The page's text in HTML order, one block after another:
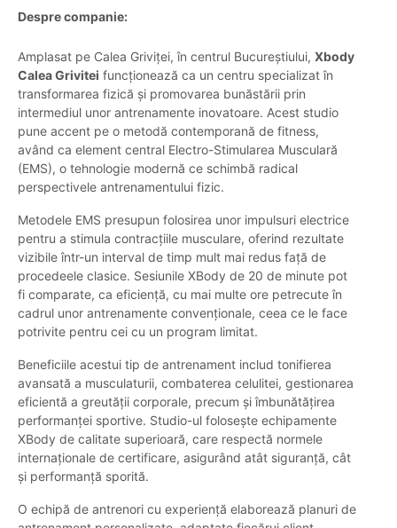
Despre companie:
Amplasat pe Calea Griviței, în centrul Bucureștiului, Xbody
Calea Grivitei funcționează ca un centru specializat în
transformarea fizică și promovarea bunăstării prin
intermediul unor antrenamente inovatoare. Acest studio
pune accent pe o metodă contemporană de fitness,
având ca element central Electro-Stimularea Musculară
(EMS), o tehnologie modernă ce schimbă radical
perspectivele antrenamentului fizic.
Metodele EMS presupun folosirea unor impulsuri electrice
pentru a stimula contracțiile musculare, oferind rezultate
vizibile într-un interval de timp mult mai redus față de
procedeele clasice. Sesiunile XBody de 20 de minute pot
fi comparate, ca eficiență, cu mai multe ore petrecute în
cadrul unor antrenamente convenționale, ceea ce le face
potrivite pentru cei cu un program limitat.
Beneficiile acestui tip de antrenament includ tonifierea
avansată a musculaturii, combaterea celulitei, gestionarea
eficientă a greutății corporale, precum și îmbunătățirea
performanței sportive. Studio-ul folosește echipamente
XBody de calitate superioară, care respectă normele
internaționale de certificare, asigurând atât siguranță, cât
și performanță sporită.
O echipă de antrenori cu experiență elaborează planuri de